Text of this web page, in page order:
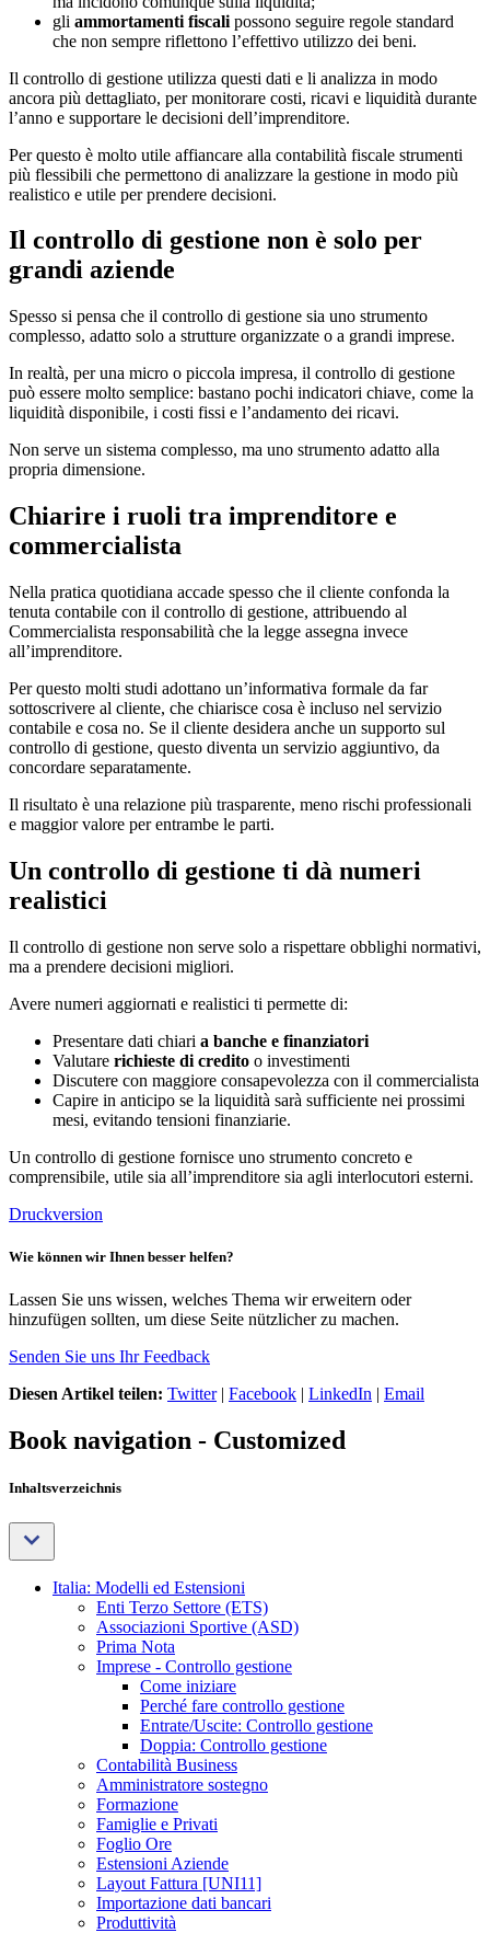
gli ammortamenti fiscali possono seguire regole standard
che non sempre riflettono l’effettivo utilizzo dei beni.
Il controllo di gestione utilizza questi dati e li analizza in modo
ancora più dettagliato, per monitorare costi, ricavi e liquidità durante
l’anno e supportare le decisioni dell’imprenditore.
Per questo è molto utile affiancare alla contabilità fiscale strumenti
più flessibili che permettono di analizzare la gestione in modo più
realistico e utile per prendere decisioni.
Il controllo di gestione non è solo per
grandi aziende
Spesso si pensa che il controllo di gestione sia uno strumento
complesso, adatto solo a strutture organizzate o a grandi imprese.
In realtà, per una micro o piccola impresa, il controllo di gestione
può essere molto semplice: bastano pochi indicatori chiave, come la
liquidità disponibile, i costi fissi e l’andamento dei ricavi.
Non serve un sistema complesso, ma uno strumento adatto alla
propria dimensione.
Chiarire i ruoli tra imprenditore e
commercialista
Nella pratica quotidiana accade spesso che il cliente confonda la
tenuta contabile con il controllo di gestione, attribuendo al
Commercialista responsabilità che la legge assegna invece
all’imprenditore.
Per questo molti studi adottano un’informativa formale da far
sottoscrivere al cliente, che chiarisce cosa è incluso nel servizio
contabile e cosa no. Se il cliente desidera anche un supporto sul
controllo di gestione, questo diventa un servizio aggiuntivo, da
concordare separatamente.
Il risultato è una relazione più trasparente, meno rischi professionali
e maggior valore per entrambe le parti.
Un controllo di gestione ti dà numeri
realistici
Il controllo di gestione non serve solo a rispettare obblighi normativi,
ma a prendere decisioni migliori.
Avere numeri aggiornati e realistici ti permette di:
Presentare dati chiari a banche e finanziatori
Valutare richieste di credito o investimenti
Discutere con maggiore consapevolezza con il commercialista
Capire in anticipo se la liquidità sarà sufficiente nei prossimi
mesi, evitando tensioni finanziarie.
Un controllo di gestione fornisce uno strumento concreto e
comprensibile, utile sia all’imprenditore sia agli interlocutori esterni.
Druckversion
Wie können wir Ihnen besser helfen?
Lassen Sie uns wissen, welches Thema wir erweitern oder
hinzufügen sollten, um diese Seite nützlicher zu machen.
Senden Sie uns Ihr Feedback
Diesen Artikel teilen: Twitter| Facebook | LinkedIn | Email
Book navigation - Customized
Inhaltsverzeichnis
Italia: Modelli ed Estensioni
Enti Terzo Settore (ETS)
Associazioni Sportive (ASD)
Prima Nota
Imprese - Controllo gestione
Come iniziare
Perché fare controllo gestione
Entrate/Uscite: Controllo gestione
Doppia: Controllo gestione
Contabilità Business
Amministratore sostegno
Formazione
Famiglie e Privati
Foglio Ore
Estensioni Aziende
Layout Fattura [UNI11]
Importazione dati bancari
Produttività